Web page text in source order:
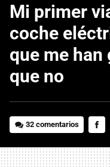
Mi primer
coche
que me
que no
32 comentarios